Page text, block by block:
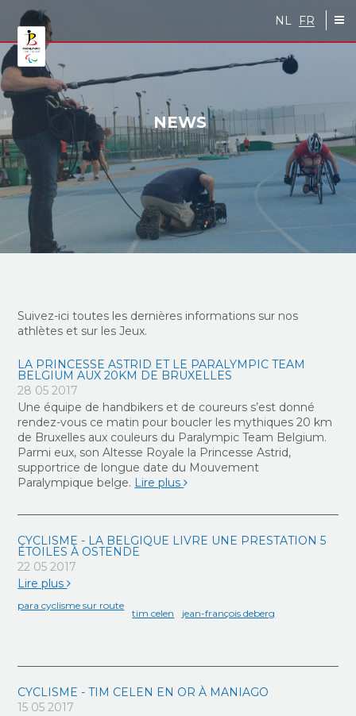
Skip to main content
NL FR
NEWS
Suivez-ici toutes les dernières informations sur nos
athlètes et sur les Jeux.
LA PRINCESSE ASTRID ET LE PARALYMPIC TEAM
BELGIUM AUX 20KM DE BRUXELLES
28 05 2017
Une équipe de handbikers et de coureurs s’est donné
rendez-vous ce matin pour boucler les mythiques 20 km
de Bruxelles aux couleurs du Paralympic Team Belgium.
Parmi eux, son Altesse Royale la Princesse Astrid,
supportrice de longue date du Mouvement
Paralympique belge. Lire plus
CYCLISME - LA BELGIQUE LIVRE UNE PRESTATION 5
ÉTOILES À OSTENDE
22 05 2017
Lire plus
para cyclisme sur route
tim celen jean-françois deberg
CYCLISME - TIM CELEN EN OR À MANIAGO
15 05 2017